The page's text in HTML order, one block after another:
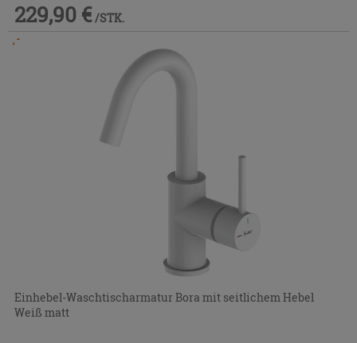
229,90 € /STK.
Einhebel-Waschtischarmatur Bora mit seitlichem Hebel
Weiß matt